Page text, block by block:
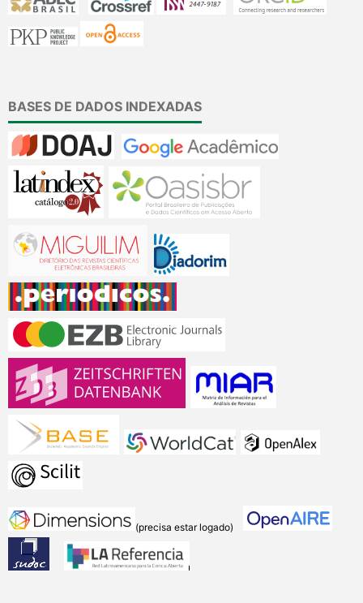
BASES DE DADOS INDEXADAS
(precisa estar logado)